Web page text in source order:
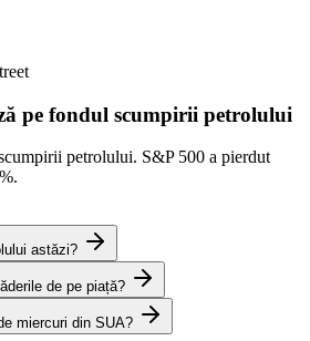
pe fondul scumpirii petrolului
petrolului. S&P 500 a pierdut
.
astăzi?
de pe piață?
miercuri din SUA?